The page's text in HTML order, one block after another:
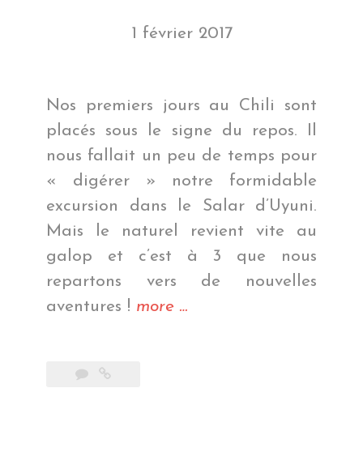
1 février 2017
Nos premiers jours au Chili sont
placés sous le signe du repos. Il
nous fallait un peu de temps pour
« digérer » notre formidable
excursion dans le Salar d’Uyuni.
Mais le naturel revient vite au
galop et c’est à 3 que nous
repartons vers de nouvelles
aventures ! more « Mais
…